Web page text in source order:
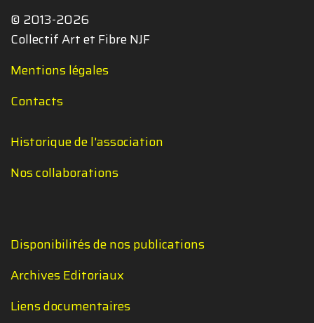
© 2013-2026
Collectif Art et Fibre NJF
Mentions légales
Contacts
Historique de l'association
Nos collaborations
Disponibilités de nos publications
Archives Editoriaux
Liens documentaires